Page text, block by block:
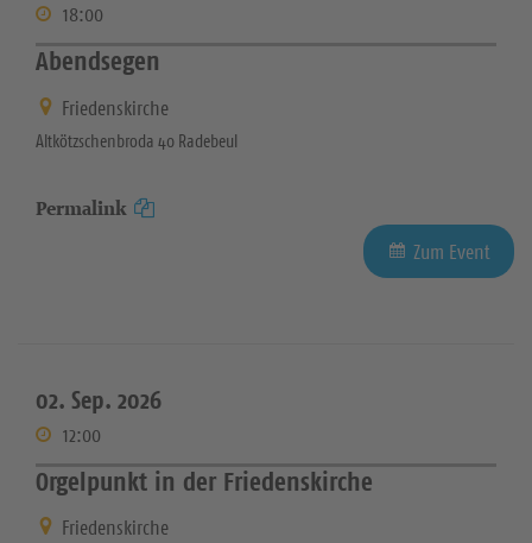
18:00
Abendsegen
Friedenskirche
Altkötzschenbroda 40 Radebeul
Permalink
Zum Event
02. Sep. 2026
12:00
Orgelpunkt in der Friedenskirche
Friedenskirche